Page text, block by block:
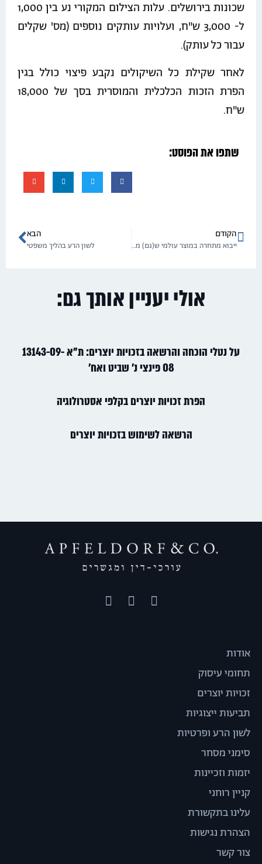
שכונות בירושלים. עלות הצילום המקורי נע בין 1,000
ל- 3,000 ש"ח, ועלויות עותקים נוספים (מס' שקלים
עבור כל עותק).
לאחר שקילת כל השיקולים נקבע פיצוי כולל בגין
הפרת הזכות הכלכלית והמוסרית בסך של 18,000
ש"ח.
שתפו את הפוסט:
הקודם
ייבוא מתחרה במוצר עולמי ש(גם) מיוצר בישראל
הבא
לשון הרע בהליך משפטי
אולי יעניין אותך גם:
על נטלי הוכחה והרשאה בזכויות יוצרים: ת"א 13143-09-
08 פינצי נ' שביט ואח'
הפרת זכויות יוצרים בקלפי אסטרולוגיה
הרשאה לשימוש בזכויות יוצרים
אודות
תחומי עיסוק
זכויות יוצרים
תביעות ייצוגיות
לשון הרע ופרטיות
סימני מסחר
יזמות וזכיינות
קניין רוחני
עלינו בתקשורת
הצהרת נגישות
צור קשר